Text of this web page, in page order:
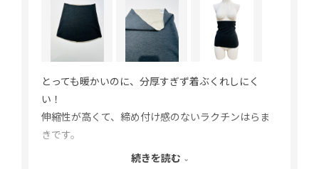
とっても暖かいのに、分厚すぎず着ぶくれしにく
い！
伸縮性が高くて、締め付け感のないラクチンはらま
きです。
続きを読む